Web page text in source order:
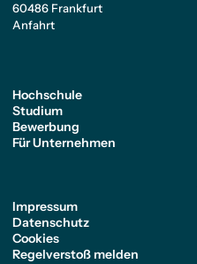
60486 Frankfurt
Anfahrt
Hochschule
Studium
Bewerbung
Für Unternehmen
Impressum
Datenschutz
Cookies
Regelverstoß melden